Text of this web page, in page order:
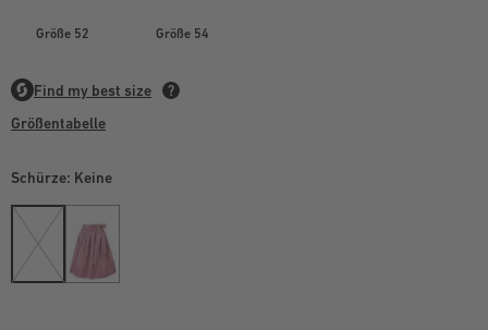
Größe 52 Größe 54
Größentabelle
Schürze: Keine